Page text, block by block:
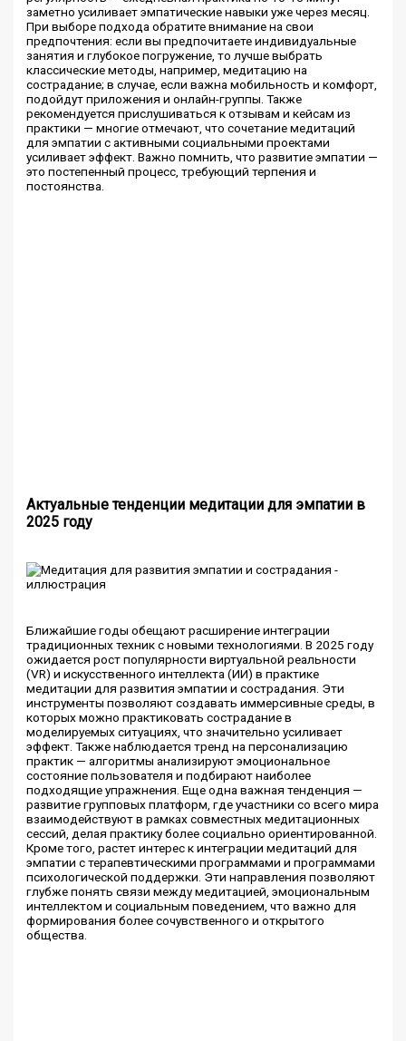
заметно усиливает эмпатические навыки уже через месяц.
При выборе подхода обратите внимание на свои
предпочтения: если вы предпочитаете индивидуальные
занятия и глубокое погружение, то лучше выбрать
классические методы, например, медитацию на
сострадание; в случае, если важна мобильность и комфорт,
подойдут приложения и онлайн-группы. Также
рекомендуется прислушиваться к отзывам и кейсам из
практики — многие отмечают, что сочетание медитаций
для эмпатии с активными социальными проектами
усиливает эффект. Важно помнить, что развитие эмпатии —
это постепенный процесс, требующий терпения и
постоянства.
Актуальные тенденции медитации для эмпатии в
2025 году
Ближайшие годы обещают расширение интеграции
традиционных техник с новыми технологиями. В 2025 году
ожидается рост популярности виртуальной реальности
(VR) и искусственного интеллекта (ИИ) в практике
медитации для развития эмпатии и сострадания. Эти
инструменты позволяют создавать иммерсивные среды, в
которых можно практиковать сострадание в
моделируемых ситуациях, что значительно усиливает
эффект. Также наблюдается тренд на персонализацию
практик — алгоритмы анализируют эмоциональное
состояние пользователя и подбирают наиболее
подходящие упражнения. Еще одна важная тенденция —
развитие групповых платформ, где участники со всего мира
взаимодействуют в рамках совместных медитационных
сессий, делая практику более социально ориентированной.
Кроме того, растет интерес к интеграции медитаций для
эмпатии с терапевтическими программами и программами
психологической поддержки. Эти направления позволяют
глубже понять связи между медитацией, эмоциональным
интеллектом и социальным поведением, что важно для
формирования более сочувственного и открытого
общества.